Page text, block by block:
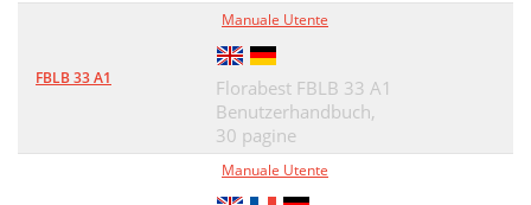
FBLB 33 A1
Manuale Utente
Florabest FBLB 33 A1
Benutzerhandbuch,
30 pagine
Manuale Utente